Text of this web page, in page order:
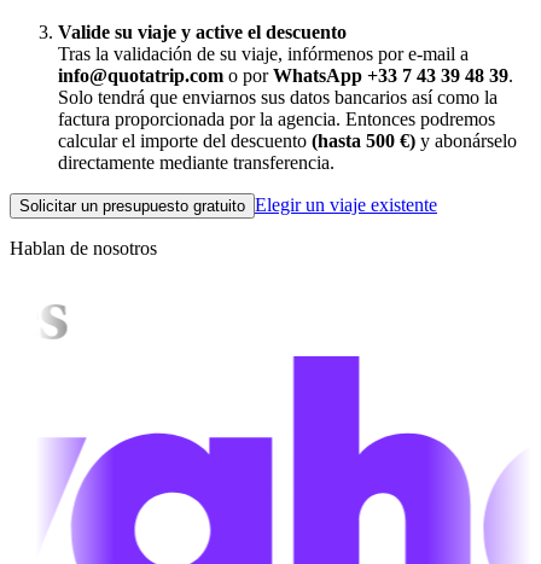
Valide su viaje y active el descuento
Tras la validación de su viaje, infórmenos por e-mail a
info@quotatrip.com o porWhatsApp +33 7 43 39 48 39.
Solo tendrá que enviarnos sus datos bancarios así como la
factura proporcionada por la agencia. Entonces podremos
calcular el importe del descuento (hasta 500 €) y abonárselo
directamente mediante transferencia.
Solicitar un presupuesto gratuito Elegir un viaje existente
Hablan de nosotros